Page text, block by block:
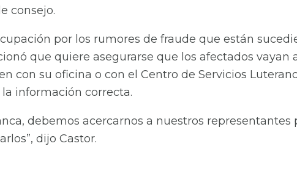
consejo.
por los rumores de fraude que están
que quiere asegurarse que los afectados vayan
con su oficina o con el Centro de Servicios
información correcta.
debemos acercarnos a nuestros
dijo Castor.